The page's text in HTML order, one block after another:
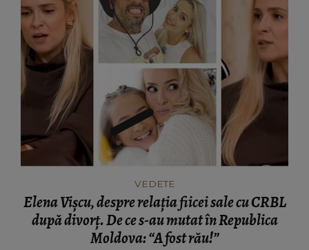
VEDETE
Elena Vișcu, despre relația fiicei sale cu CRBL
după divorț. De ce s-au mutat în Republica
Moldova: “A fost rău!”